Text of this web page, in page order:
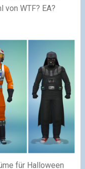
WTF? EA?
für Halloween